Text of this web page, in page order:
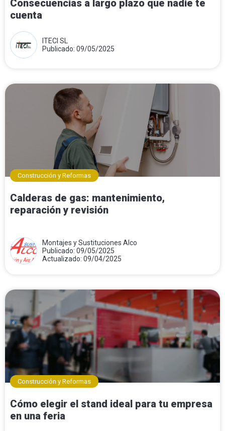
Consecuencias a largo plazo que nadie te
cuenta
ITECI SL
Publicado: 09/05/2025
Construcción y Reformas
Calderas de gas: mantenimiento,
reparación y revisión
Montajes y Sustituciones Alco
Publicado: 09/05/2025
Actualizado: 09/04/2025
Construcción y Reformas
Cómo elegir el stand ideal para tu empresa
en una feria